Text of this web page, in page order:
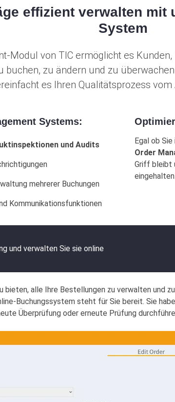
effizient verwalten mit
System
Modul von TIC ermöglicht es
buchen, zu ändern und zu
es Ihren Qualitätsprozess
Systems:
und Audits
mehrerer Buchungen
Kommunikationsfunktionen
Egal ob
Order
Griff bleibt
und verwalten Sie sie online
alle Ihre Bestellungen zu verwalten und
Buchungssystem steht für Sie bereit. Sie
Überprüfung oder erneute Prüfung